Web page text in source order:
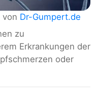
von Dr-Gumpert.de
zu
Erkrankungen der
oder